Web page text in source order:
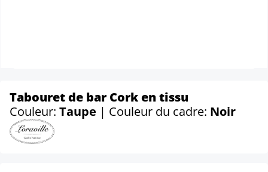
Tabouret de bar Cork en tissu
Couleur: Taupe | Couleur du cadre: Noir